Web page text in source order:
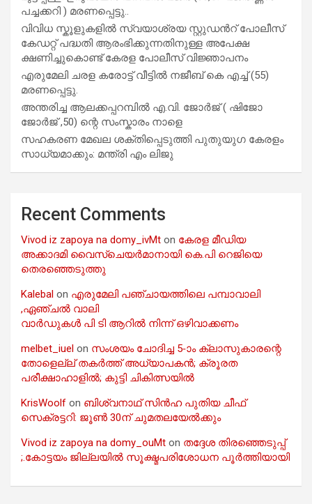
പച്ചക്കറി ) മരണപ്പെട്ടു..
വിവിധ സ്കൂളുകളില്‍ സ്വയാശ്രയ സ്റ്റുഡന്‍റ് പോലീസ്
കേഡറ്റ് പദ്ധതി ആരംഭിക്കുന്നതിനുള്ള അപേക്ഷ
ക്ഷണിച്ചുകൊണ്ട് കേരള പോലീസ് വിജ്ഞാപനം
എരുമേലി ചരള കരോട്ട് വീട്ടിൽ നജീബ് കെ എച്ച് (55)
മരണപ്പെട്ടു.
അന്തരിച്ച ആ​ല​ക്ക​പ്പ​റമ്പിൽ​ എ.​വി. ജോ​ർ​ജ് ( ഷിജോ
ജോർജ് ,50) ന്റെ സംസ്കാരം നാളെ
സഹകരണ മേഖല ശക്തിപ്പെടുത്തി പുതുയുഗ കേരളം
സാധ്യമാക്കും: മന്ത്രി എം ലിജു
Recent Comments
Vivod iz zapoya na domy_ivMt on കേരള മീഡിയ
അക്കാദമി വൈസ്ചെയർമാനായി കെ.പി റെജിയെ
തെരഞ്ഞെടുത്തു
Kalebal on എരുമേലി പഞ്ചായത്തിലെ പമ്പാവാലി
,ഏഞ്ചൽ വാലി
വാർഡുകൾ പി ടി ആറിൽ നിന്ന് ഒഴിവാക്കണം
melbet_iuel on സംശയം ചോദിച്ച 5-ാം ക്ലാസുകാരന്റെ
തോളെല്ല് തകർത്ത് അധ്യാപകൻ; ക്രൂരത
പരീക്ഷാഹാളിൽ; കുട്ടി ചികിത്സയിൽ
KrisWoolf on ബിശ്വനാഥ് സിൻഹ പുതിയ ചീഫ്
സെക്രട്ടറി: ജൂൺ 30ന് ചുമതലയേൽക്കും
Vivod iz zapoya na domy_ouMt on തദ്ദേശ തിരഞ്ഞെടുപ്പ്
;.കോട്ടയം ജില്ലയിൽ സൂക്ഷ്മപരിശോധന പൂർത്തിയായി